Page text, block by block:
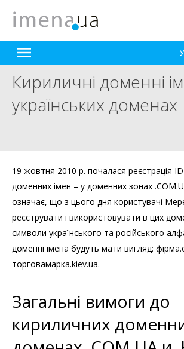
Кириличні доменні
українських доменах
19 жовтня 2010 р. почалася реєстрація
доменних імен – у доменних зонах
означає, що з цього дня користувачі
реєструвати і використовувати в цих
символи українського та російського
доменні імена будуть мати вигляд:
торговамарка.kiev.ua.
Загальні вимоги до
кириличних